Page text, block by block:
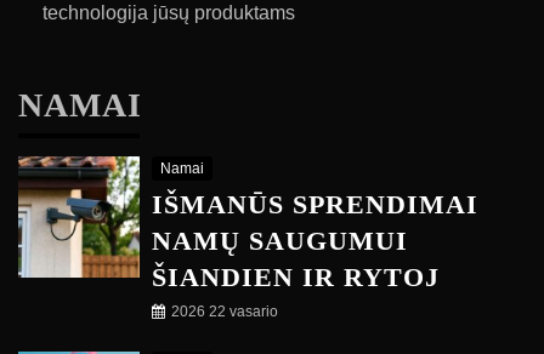
technologija jūsų produktams
NAMAI
Namai
IŠMANŪS SPRENDIMAI
NAMŲ SAUGUMUI
ŠIANDIEN IR RYTOJ
2026 22 vasario